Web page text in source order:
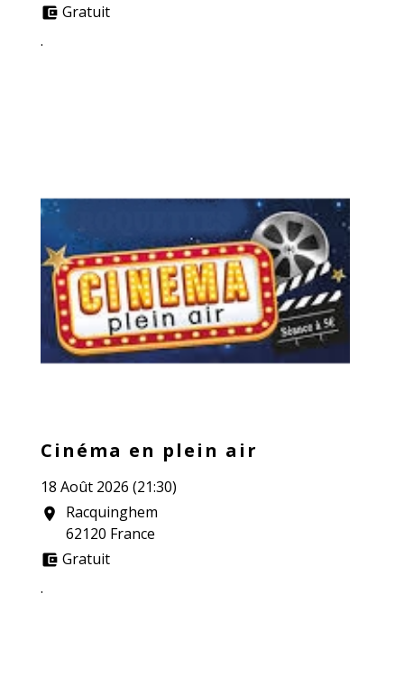
account_balance_wallet Gratuit
.
Cinéma en plein air
18 Août 2026 (21:30)
location_on
Racquinghem
62120 France
account_balance_wallet Gratuit
.